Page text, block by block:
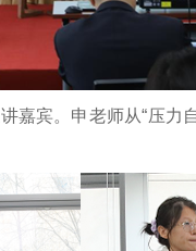
宾。申老师从“压力